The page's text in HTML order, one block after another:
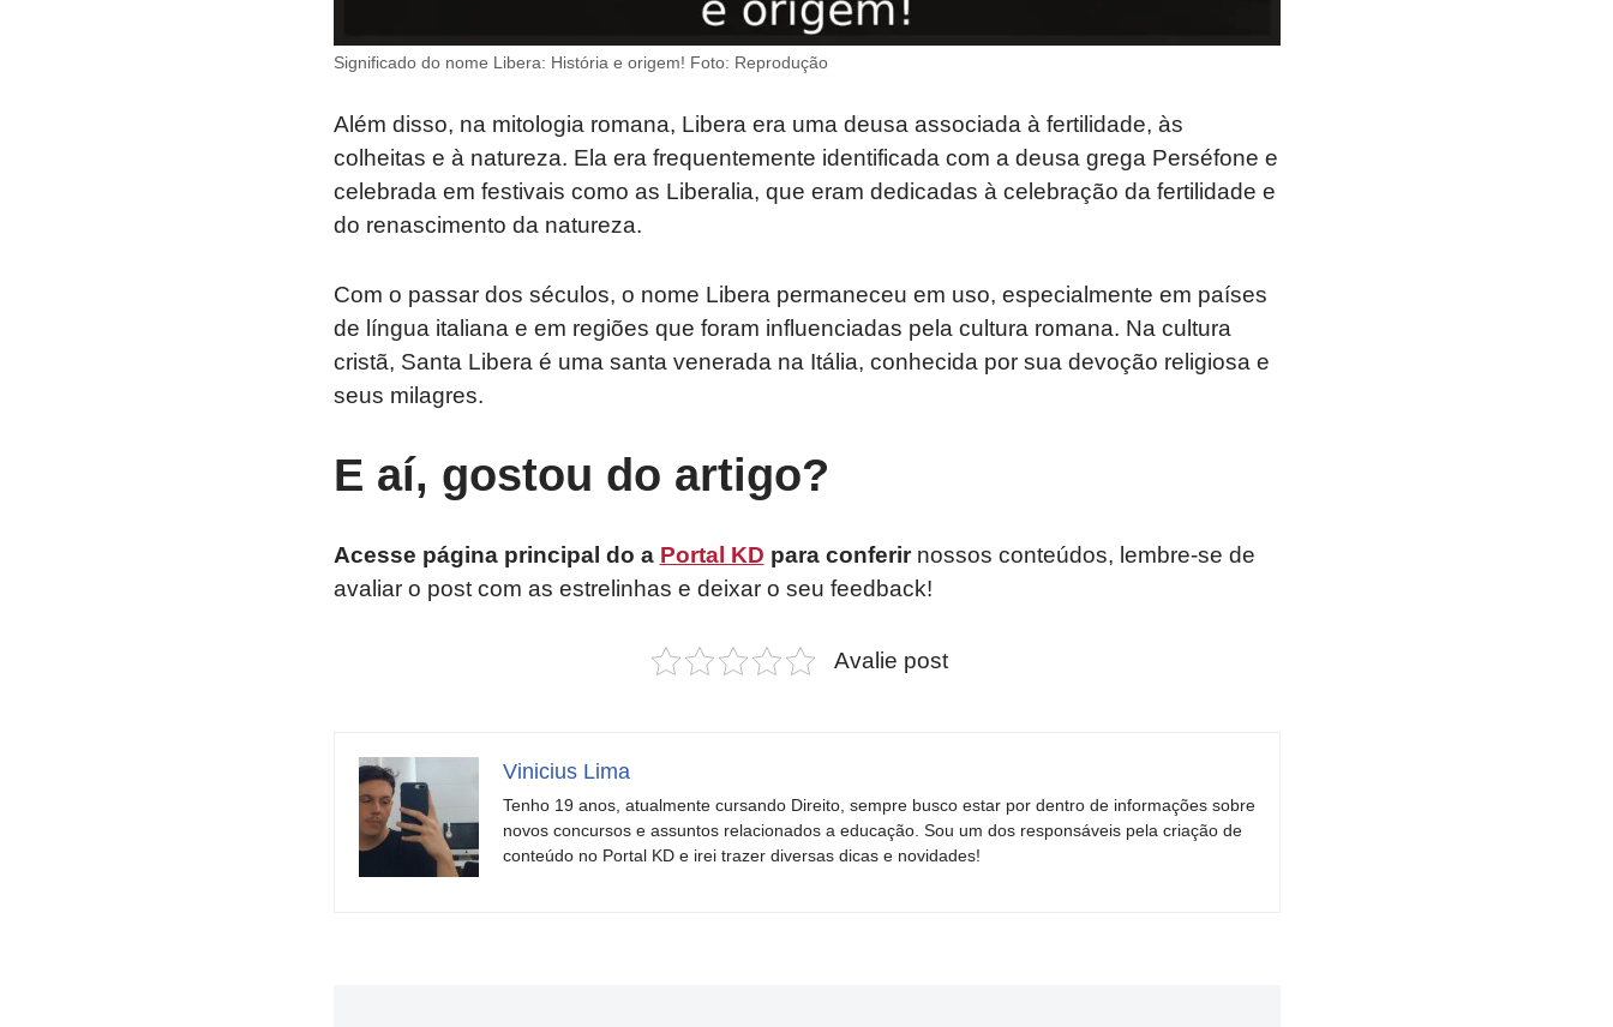
Significado do nome Libera: História e origem! Foto: Reprodução
Além disso, na mitologia romana, Libera era uma deusa associada à fertilidade, às
colheitas e à natureza. Ela era frequentemente identificada com a deusa grega Perséfone e
celebrada em festivais como as Liberalia, que eram dedicadas à celebração da fertilidade e
do renascimento da natureza.
Com o passar dos séculos, o nome Libera permaneceu em uso, especialmente em países
de língua italiana e em regiões que foram influenciadas pela cultura romana. Na cultura
cristã, Santa Libera é uma santa venerada na Itália, conhecida por sua devoção religiosa e
seus milagres.
E aí, gostou do artigo?
Acesse página principal do a Portal KD para conferirnossos conteúdos, lembre-se de
avaliar o post com as estrelinhas e deixar o seu feedback!
Avalie post
Vinicius Lima
Tenho 19 anos, atualmente cursando Direito, sempre busco estar por dentro de informações sobre
novos concursos e assuntos relacionados a educação. Sou um dos responsáveis pela criação de
conteúdo no Portal KD e irei trazer diversas dicas e novidades!